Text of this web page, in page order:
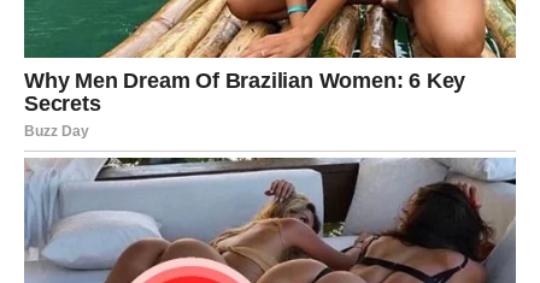
izbor
Subota donosi važan razgovor u ljubavi. Partner želi
sigurnost i jasne planove.
Nedelja donosi emotivni mir i osećaj kontrole.
Poruka sudbine: Sigurnost dolazi kada preuzmete
odgovornost za sopstvene emocije.